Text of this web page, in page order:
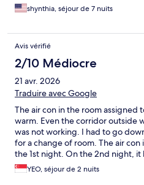
shynthia, séjour de 7 nuits
Avis vérifié
2/10 Médiocre
21 avr. 2026
Traduire avec Google
The air con in the room assigned
warm. Even the corridor outside
was not working. I had to go
for a change of room. The air
the 1st night. On the 2nd night,
high temperature & low fan
that we can feel the spring in it.
YEO, séjour de 2 nuits